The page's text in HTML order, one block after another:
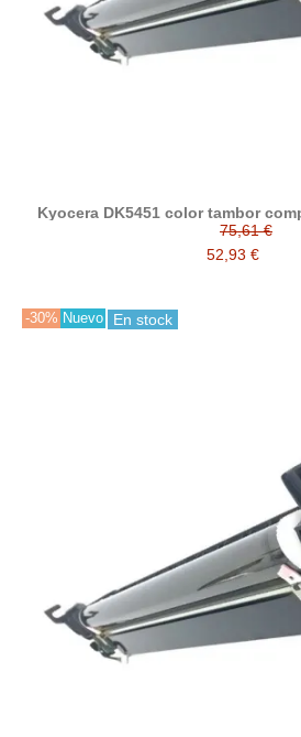
Kyocera DK5451 color tambor
75,61 €
52,93 €
-30% Nuevo En stock